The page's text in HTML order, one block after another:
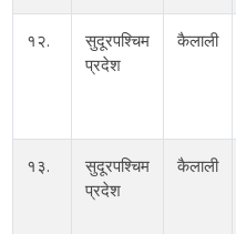
१२.
सुदूरपश्चिम
प्रदेश
कैलाली
१३.
सुदूरपश्चिम
प्रदेश
कैलाली